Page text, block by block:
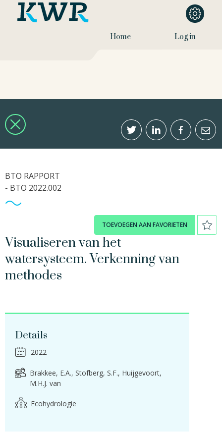
Home Log in
BTO RAPPORT
- BTO 2022.002
TOEVOEGEN AAN FAVORIETEN
Visualiseren van het
watersysteem. Verkenning van
methodes
Details
2022
Brakkee, E.A. Stofberg, S.F. Huijgevoort,
M.H.J. van
Ecohydrologie